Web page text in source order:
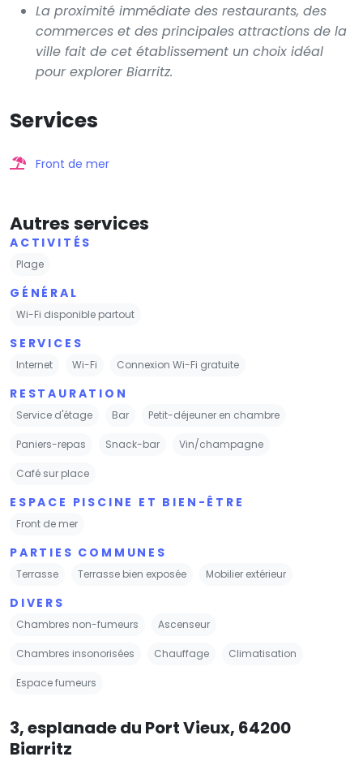
La proximité immédiate des restaurants, des
commerces et des principales attractions de la
ville fait de cet établissement un choix idéal
pour explorer Biarritz.
Services
Front de mer
Autres services
ACTIVITÉS
Plage
GÉNÉRAL
Wi-Fi disponible partout
SERVICES
Internet Wi-Fi Connexion Wi-Fi gratuite
RESTAURATION
Service d'étage Bar Petit-déjeuner en chambre
Paniers-repas Snack-bar Vin/champagne
Café sur place
ESPACE PISCINE ET BIEN-ÊTRE
Front de mer
PARTIES COMMUNES
Terrasse Terrasse bien exposée Mobilier extérieur
DIVERS
Chambres non-fumeurs Ascenseur
Chambres insonorisées Chauffage Climatisation
Espace fumeurs
3, esplanade du Port Vieux, 64200
Biarritz